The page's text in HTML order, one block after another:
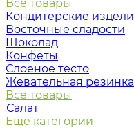
Все товары
Кондитерские
Восточные сладости
Шоколад
Конфеты
Слоеное тесто
Жевательная резинка
Все товары
Салат
Еще категории